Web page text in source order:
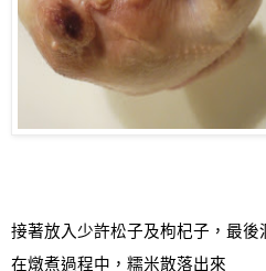
接著放入少許松子及枸杞子，最
在燉煮過程中，糯米散落出來